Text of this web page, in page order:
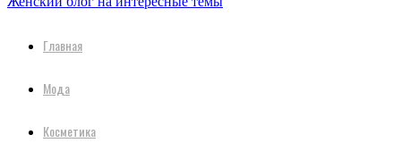
Главная
Мода
Косметика